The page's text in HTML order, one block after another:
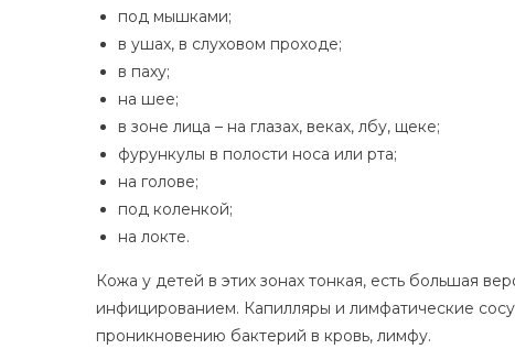
под мышками;
в ушах, в слуховом проходе;
в паху;
на шее;
в зоне лица – на глазах, веках, лбу, щеке;
фурункулы в полости носа или рта;
на голове;
под коленкой;
на локте.
Кожа у детей в этих зонах тонкая, есть большая
инфицированием. Капилляры и лимфатические
проникновению бактерий в кровь, лимфу.